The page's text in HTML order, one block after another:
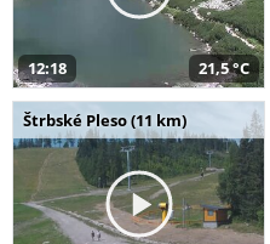
12:18 21,5 °C
Štrbské Pleso (11 km)